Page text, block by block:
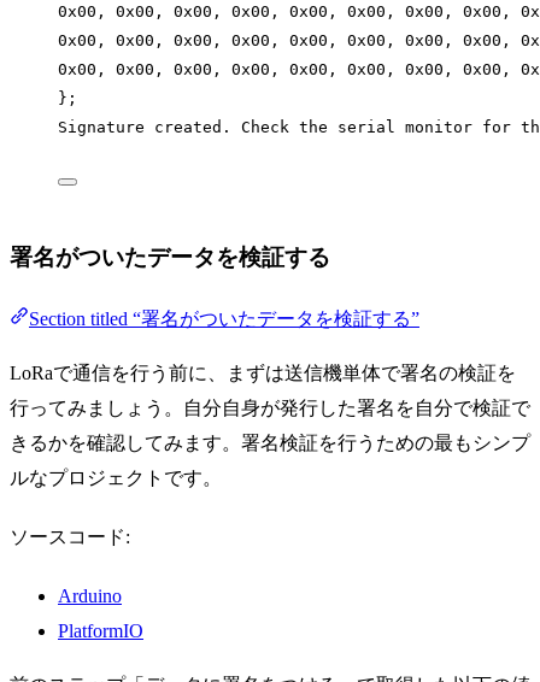
0x00, 0x00, 0x00, 0x00, 0x00, 0x00, 0x00, 0x00,
0x00, 0x00, 0x00, 0x00, 0x00, 0x00, 0x00, 0x00,
0x00, 0x00, 0x00, 0x00, 0x00, 0x00, 0x00, 0x00,
};
Signature created. Check the serial monitor for
署名がついたデータを検証する
Section titled “署名がついたデータを検証する”
LoRaで通信を行う前に、まずは送信機単体で署名の検証を
行ってみましょう。自分自身が発行した署名を自分で検証で
きるかを確認してみます。署名検証を行うための最もシンプ
ルなプロジェクトです。
ソースコード:
Arduino
PlatformIO